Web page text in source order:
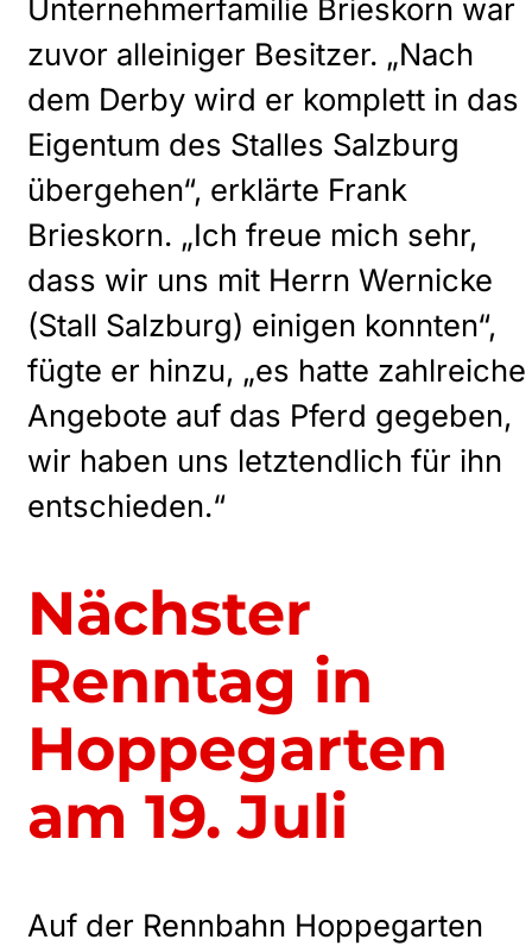
Unternehmerfamilie Brieskorn war
zuvor alleiniger Besitzer. „Nach
dem Derby wird er komplett in das
Eigentum des Stalles Salzburg
übergehen“, erklärte Frank
Brieskorn. „Ich freue mich sehr,
dass wir uns mit Herrn Wernicke
(Stall Salzburg) einigen konnten“,
fügte er hinzu, „es hatte zahlreiche
Angebote auf das Pferd gegeben,
wir haben uns letztendlich für ihn
entschieden.“
Nächster
Renntag in
Hoppegarten
am 19. Juli
Auf der Rennbahn Hoppegarten